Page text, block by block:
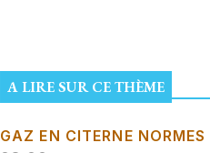
A LIRE SUR CE THÈME
GAZ EN CITERNE NORMES